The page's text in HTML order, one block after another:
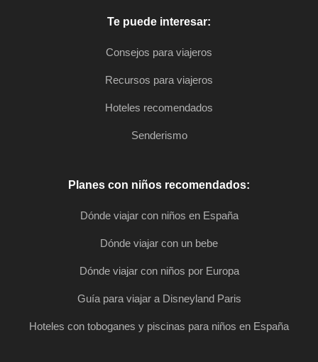
Te puede interesar:
Consejos para viajeros
Recursos para viajeros
Hoteles recomendados
Senderismo
Planes con niños recomendados:
Dónde viajar con niños en España
Dónde viajar con un bebe
Dónde viajar con niños por Europa
Guía para viajar a Disneyland Paris
Hoteles con toboganes y piscinas para niños en España